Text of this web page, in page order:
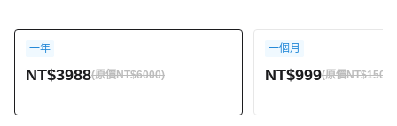
一年
NT$3988(原價NT$6000)
一個月
NT$999(原價NT$1500)